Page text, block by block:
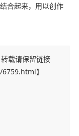
合起来，用以创作
载请保留链接
】